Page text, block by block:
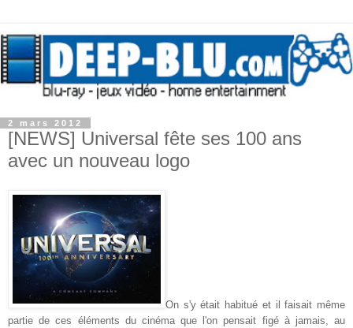
2 mars 2012
[NEWS] Universal fête ses 100 ans
avec un nouveau logo
On s'y était habitué et il faisait même
partie de ces éléments du cinéma que l'on pensait figé à jamais, au